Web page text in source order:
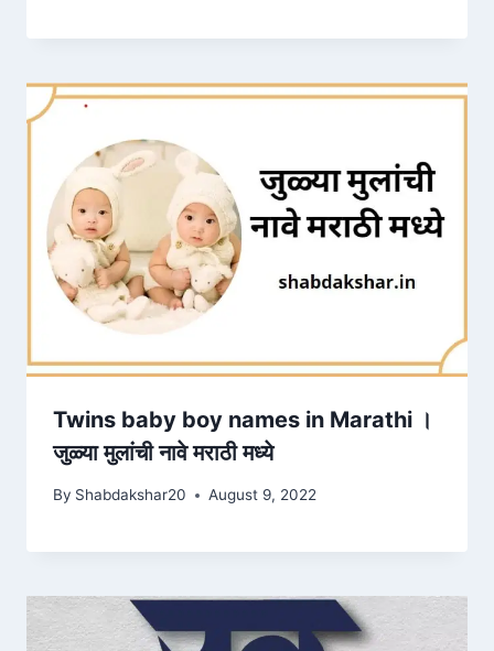
Twins baby boy names in Marathi ।
जुळ्या मुलांची नावे मराठी मध्ये
By Shabdakshar20 August 9, 2022